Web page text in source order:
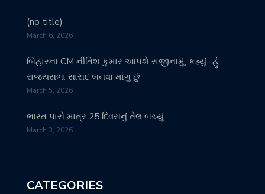
(no title)
March 6, 2026
બિહારના CM નીતિશ કુમાર આપશે રાજીનામું, કહ્યું- હું
રાજ્યસભા સાંસદ બનવા માંગુ છું
March 5, 2026
ભારત પાસે માત્ર 25 દિવસનું તેલ બચ્યું
March 3, 2026
CATEGORIES